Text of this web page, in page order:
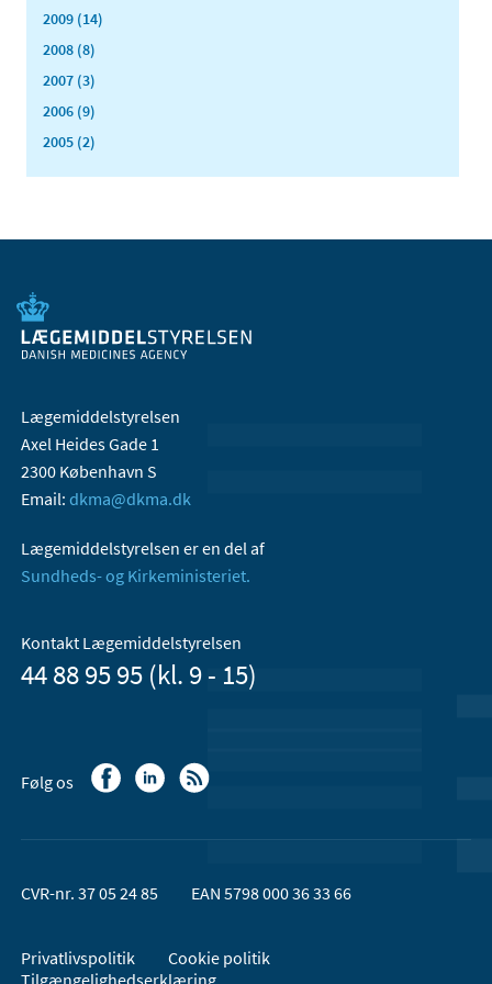
2009 (14)
2008 (8)
2007 (3)
2006 (9)
2005 (2)
Lægemiddelstyrelsen
Axel Heides Gade 1
2300 København S
Email: dkma@dkma.dk
Lægemiddelstyrelsen er en del af
Sundheds- og Kirkeministeriet.
Kontakt Lægemiddelstyrelsen
44 88 95 95 (kl. 9 - 15)
Følg os
CVR-nr. 37 05 24 85 EAN 5798 000 36 33 66
Privatlivspolitik
Cookie politik